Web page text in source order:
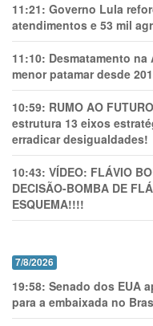
11:21: Governo Lula
atendimentos e 53 mil
11:10: Desmatamento na
menor patamar desde
10:59: RUMO AO
estrutura 13 eixos
erradicar desigualdades!
10:43: VÍDEO: FLÁVIO
DECISÃO-BOMBA DE
ESQUEMA!!!!
7/8/2026
19:58: Senado dos EUA
para a embaixada no